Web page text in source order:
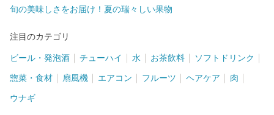
旬の美味しさをお届け！夏の瑞々しい果物
注目のカテゴリ
ビール・発泡酒 チューハイ 水 お茶飲料 ソフトドリンク
惣菜・食材 扇風機 エアコン フルーツ ヘアケア 肉
ウナギ